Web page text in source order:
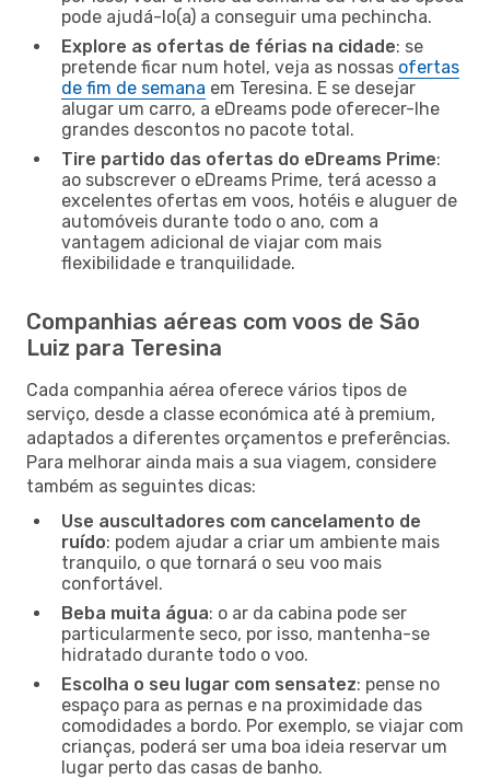
pode ajudá-lo(a) a conseguir uma pechincha.
Explore as ofertas de férias na cidade: se
pretende ficar num hotel, veja as nossas ofertas
de fim de semana em Teresina. E se desejar
alugar um carro, a eDreams pode oferecer-lhe
grandes descontos no pacote total.
Tire partido das ofertas do eDreams Prime:
ao subscrever o eDreams Prime, terá acesso a
excelentes ofertas em voos, hotéis e aluguer de
automóveis durante todo o ano, com a
vantagem adicional de viajar com mais
flexibilidade e tranquilidade.
Companhias aéreas com voos de São
Luiz para Teresina
Cada companhia aérea oferece vários tipos de
serviço, desde a classe económica até à premium,
adaptados a diferentes orçamentos e preferências.
Para melhorar ainda mais a sua viagem, considere
também as seguintes dicas:
Use auscultadores com cancelamento de
ruído: podem ajudar a criar um ambiente mais
tranquilo, o que tornará o seu voo mais
confortável.
Beba muita água: o ar da cabina pode ser
particularmente seco, por isso, mantenha-se
hidratado durante todo o voo.
Escolha o seu lugar com sensatez: pense no
espaço para as pernas e na proximidade das
comodidades a bordo. Por exemplo, se viajar com
crianças, poderá ser uma boa ideia reservar um
lugar perto das casas de banho.